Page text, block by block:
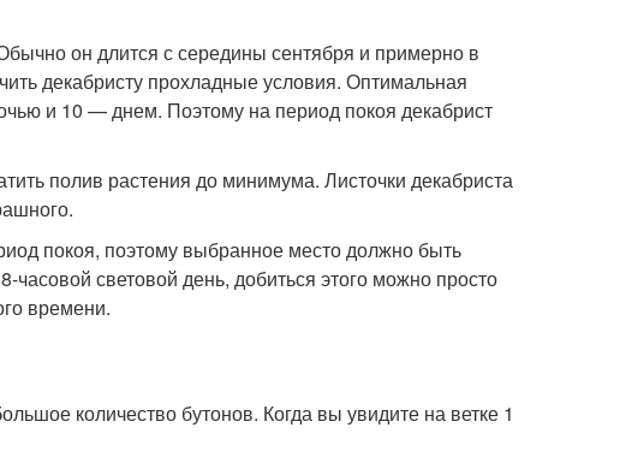
он длится с середины сентября и примерно в
декабристу прохладные условия. Оптимальная
и 10 — днем. Поэтому на период покоя декабрист
полив растения до минимума. Листочки декабриста
покоя, поэтому выбранное место должно быть
световой день, добиться этого можно просто
времени.
количество бутонов. Когда вы увидите на ветке 1